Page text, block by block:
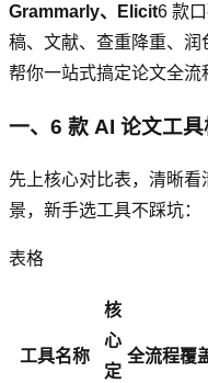
Grammarly、Elicit6 款
稿、文献、查重降重、润
帮你一站式搞定论文全流
一、6 款 AI 论文工具
先上核心对比表，清晰
景，新手选工具不踩坑：
表格
工具名称
核
心
定
全流程覆